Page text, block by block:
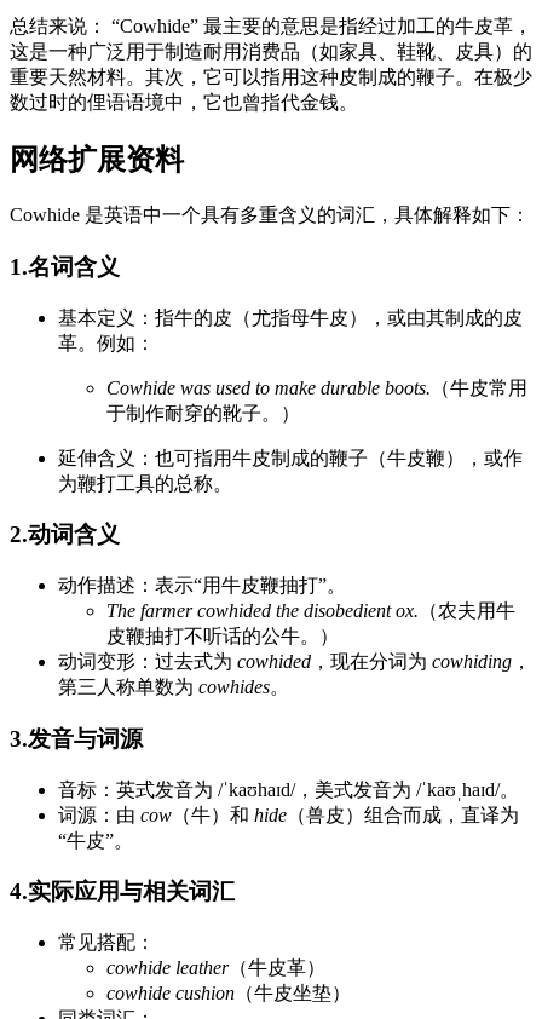
总结来说： “Cowhide” 最主要的意思是指经过加工的牛皮革，
这是一种广泛用于制造耐用消费品（如家具、鞋靴、皮具）的
重要天然材料。其次，它可以指用这种皮制成的鞭子。在极少
数过时的俚语语境中，它也曾指代金钱。
网络扩展资料
Cowhide 是英语中一个具有多重含义的词汇，具体解释如下：
1.名词含义
基本定义：指牛的皮（尤指母牛皮），或由其制成的皮
革。例如：
Cowhide was used to make durable boots. （牛皮常用
于制作耐穿的靴子。）
延伸含义：也可指用牛皮制成的鞭子（牛皮鞭），或作
为鞭打工具的总称。
2.动词含义
动作描述：表示“用牛皮鞭抽打”。
The farmer cowhided the disobedient ox. （农夫用牛
皮鞭抽打不听话的公牛。）
动词变形：过去式为 cowhided ，现在分词为 cowhiding ，
第三人称单数为 cowhides。
3.发音与词源
音标：英式发音为 /ˈkaʊhaɪd/，美式发音为 /ˈkaʊˌhaɪd/。
词源：由 cow （牛）和 hide （兽皮）组合而成，直译为
“牛皮”。
4.实际应用与相关词汇
常见搭配：
cowhide leather（牛皮革）
cowhide cushion （牛皮坐垫）